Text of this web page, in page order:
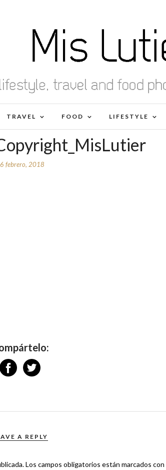
TRAVEL FOOD LIFESTYLE
febrero, 2018
A REPLY
Los campos obligatorios están marcados con